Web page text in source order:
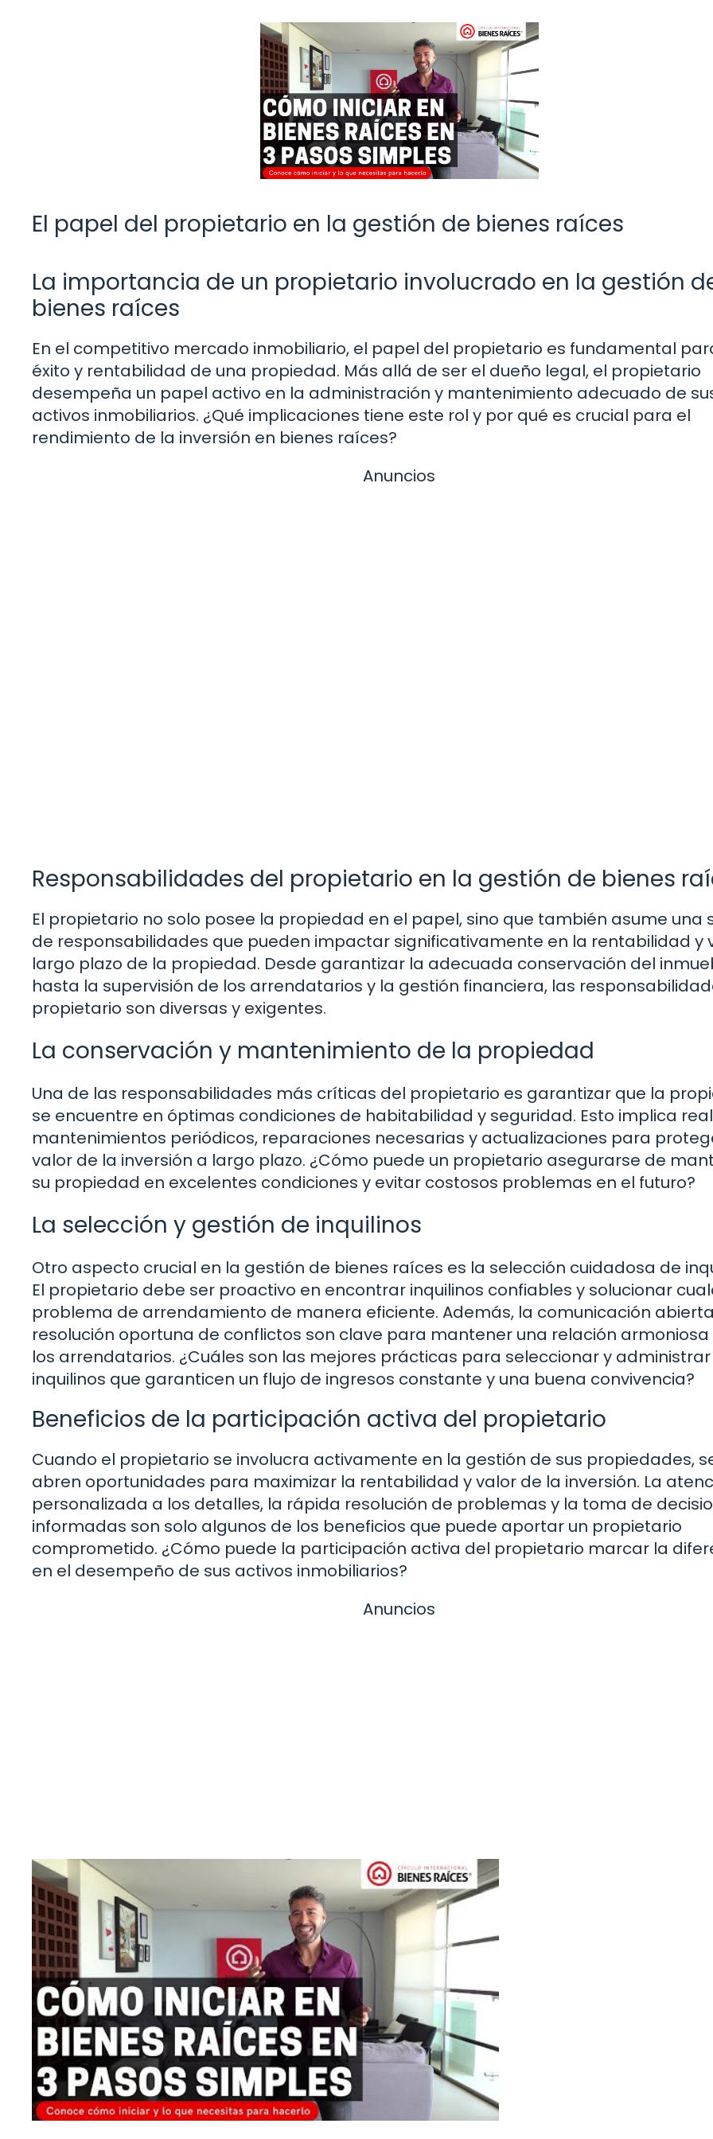
El papel del propietario en la gestión de bienes raíces
La importancia de un propietario involucrado en la gestión
bienes raíces
En el competitivo mercado inmobiliario, el papel del propietario es fundamental
éxito y rentabilidad de una propiedad. Más allá de ser el dueño legal, el propietario
desempeña un papel activo en la administración y mantenimiento adecuado de
activos inmobiliarios. ¿Qué implicaciones tiene este rol y por qué es crucial para el
rendimiento de la inversión en bienes raíces?
Anuncios
Responsabilidades del propietario en la gestión de bienes
El propietario no solo posee la propiedad en el papel, sino que también asume una
de responsabilidades que pueden impactar significativamente en la rentabilidad y
largo plazo de la propiedad. Desde garantizar la adecuada conservación del
hasta la supervisión de los arrendatarios y la gestión financiera, las
propietario son diversas y exigentes.
La conservación y mantenimiento de la propiedad
Una de las responsabilidades más críticas del propietario es garantizar que la
se encuentre en óptimas condiciones de habitabilidad y seguridad. Esto implica
mantenimientos periódicos, reparaciones necesarias y actualizaciones para
valor de la inversión a largo plazo. ¿Cómo puede un propietario asegurarse de
su propiedad en excelentes condiciones y evitar costosos problemas en el futuro?
La selección y gestión de inquilinos
Otro aspecto crucial en la gestión de bienes raíces es la selección cuidadosa de
El propietario debe ser proactivo en encontrar inquilinos confiables y solucionar
problema de arrendamiento de manera eficiente. Además, la comunicación
resolución oportuna de conflictos son clave para mantener una relación armoniosa
los arrendatarios. ¿Cuáles son las mejores prácticas para seleccionar y administrar
inquilinos que garanticen un flujo de ingresos constante y una buena convivencia?
Beneficios de la participación activa del propietario
Cuando el propietario se involucra activamente en la gestión de sus propiedades,
abren oportunidades para maximizar la rentabilidad y valor de la inversión. La
personalizada a los detalles, la rápida resolución de problemas y la toma de
informadas son solo algunos de los beneficios que puede aportar un propietario
comprometido. ¿Cómo puede la participación activa del propietario marcar la
en el desempeño de sus activos inmobiliarios?
Anuncios